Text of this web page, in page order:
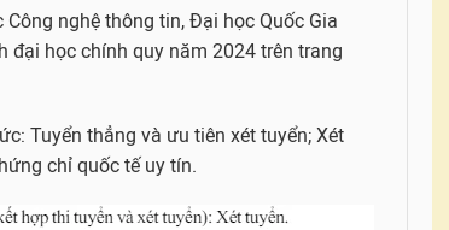
nghệ thông tin, Đại học Quốc Gia
đại học chính quy năm 2024 trên trang
Tuyển thẳng và ưu tiên xét tuyển; Xét
chỉ quốc tế uy tín.